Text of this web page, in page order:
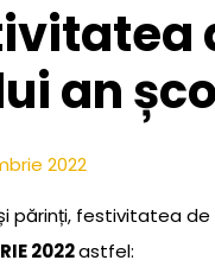
an
2022
2022
părinți, festivitatea
2022astfel: